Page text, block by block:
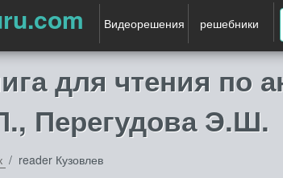
Видеорешения решебники
для чтения по
Перегудова Э.Ш.
reader Кузовлев